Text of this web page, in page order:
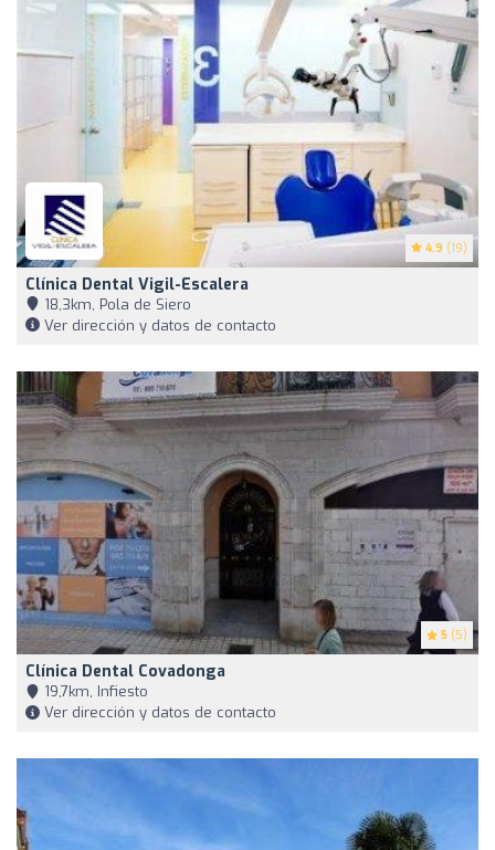
4.9 (19)
Clínica Dental Vigil-Escalera
18,3km, Pola de Siero
Ver dirección y datos de contacto
5 (5)
Clínica Dental Covadonga
19,7km, Infiesto
Ver dirección y datos de contacto